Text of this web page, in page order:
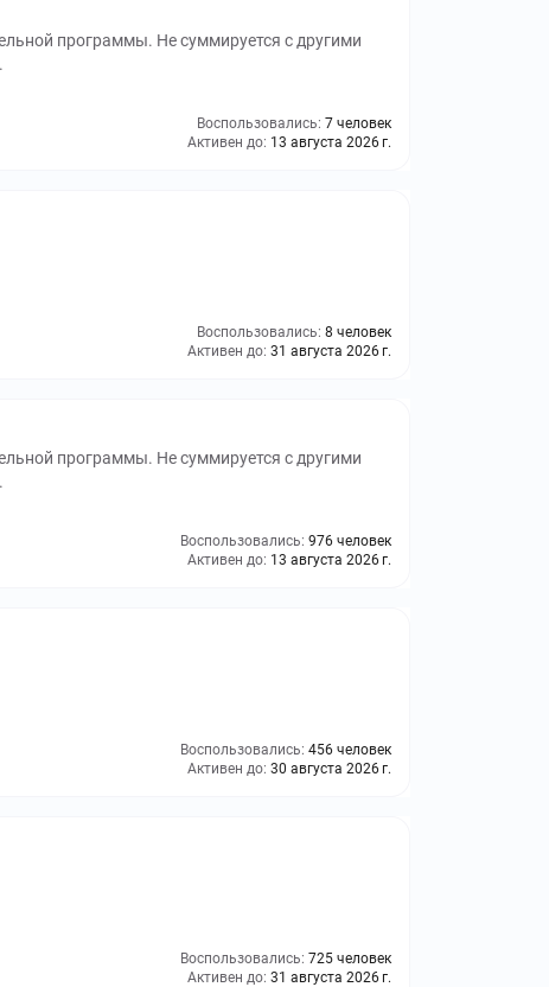
программы. Не суммируется с другими
Воспользовались: 7 человек
Активен до: 13 августа 2026 г.
Воспользовались: 8 человек
Активен до: 31 августа 2026 г.
программы. Не суммируется с другими
Воспользовались: 976 человек
Активен до: 13 августа 2026 г.
Воспользовались: 456 человек
Активен до: 30 августа 2026 г.
Воспользовались: 725 человек
Активен до: 31 августа 2026 г.